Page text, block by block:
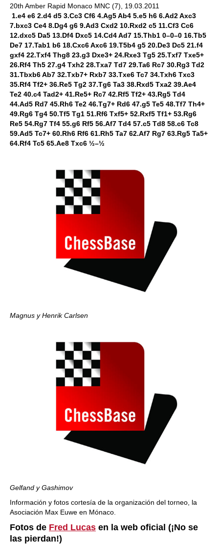
20th Amber Rapid Monaco MNC (7), 19.03.2011
1.e4 e6 2.d4 d5 3.Cc3 Cf6 4.Ag5 Ab4 5.e5 h6 6.Ad2 Axc3
7.bxc3 Ce4 8.Dg4 g6 9.Ad3 Cxd2 10.Rxd2 c5 11.Cf3 Cc6
12.dxc5 Da5 13.Df4 Dxc5 14.Cd4 Ad7 15.Thb1 0–0–0 16.Tb5
De7 17.Tab1 b6 18.Cxc6 Axc6 19.T5b4 g5 20.De3 Dc5 21.f4
gxf4 22.Txf4 Thg8 23.g3 Dxe3+ 24.Rxe3 Tg5 25.Txf7 Txe5+
26.Rf4 Th5 27.g4 Txh2 28.Txa7 Td7 29.Ta6 Rc7 30.Rg3 Td2
31.Tbxb6 Ab7 32.Txb7+ Rxb7 33.Txe6 Tc7 34.Txh6 Txc3
35.Rf4 Tf2+ 36.Re5 Tg2 37.Tg6 Ta3 38.Rxd5 Txa2 39.Ae4
Te2 40.c4 Tad2+ 41.Re5+ Rc7 42.Rf5 Tf2+ 43.Rg5 Td4
44.Ad5 Rd7 45.Rh6 Te2 46.Tg7+ Rd6 47.g5 Te5 48.Tf7 Th4+
49.Rg6 Tg4 50.Tf5 Tg1 51.Rf6 Txf5+ 52.Rxf5 Tf1+ 53.Rg6
Re5 54.Rg7 Tf4 55.g6 Rf5 56.Af7 Td4 57.c5 Td8 58.c6 Tc8
59.Ad5 Tc7+ 60.Rh6 Rf6 61.Rh5 Ta7 62.Af7 Rg7 63.Rg5 Ta5+
64.Rf4 Tc5 65.Ae8 Txc6 ½–½
Magnus y Henrik Carlsen
Gelfand y Gashimov
Información y fotos cortesía de la organización del torneo, la
Asociación Max Euwe en Mónaco.
Fotos de Fred Lucas en la web oficial (¡No se
las pierdan!)